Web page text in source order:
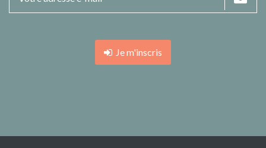
Je m'inscris